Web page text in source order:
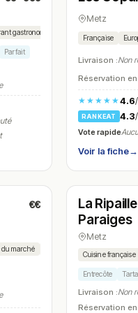
gastronomique
Parfait
Metz
Française
Livraison :Non
Réservation
★★★★★4.6
RANKEAT 4.3
Vote rapide
Voir la fiche→
€€
du marché
N° 26
Ouvert(08:30
La
Paraiges
Metz
Cuisine française
Entrecôte
Livraison :Non
Réservation